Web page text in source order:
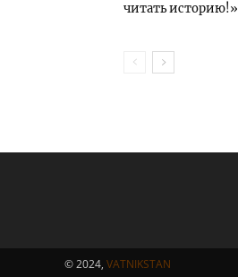
читать историю!»
© 2024, VATNIKSTAN